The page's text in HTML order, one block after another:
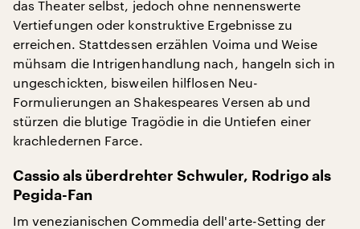
das Theater selbst, jedoch ohne nennenswerte
Vertiefungen oder konstruktive Ergebnisse zu
erreichen. Stattdessen erzählen Voima und Weise
mühsam die Intrigenhandlung nach, hangeln sich in
ungeschickten, bisweilen hilflosen Neu-
Formulierungen an Shakespeares Versen ab und
stürzen die blutige Tragödie in die Untiefen einer
krachledernen Farce.
Cassio als überdrehter Schwuler, Rodrigo als
Pegida-Fan
Im venezianischen Commedia dell'arte-Setting der